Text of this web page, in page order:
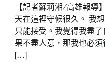
【記者蘇莉湘 ∕ 高雄報
天在這裡守候很久。 我
只能接受。我覺得我盡
果不盡人意，那我也必
[…]